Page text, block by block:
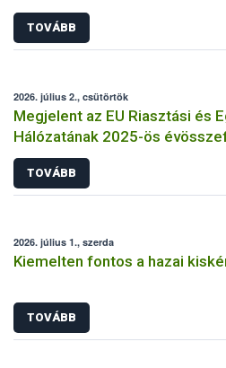
TOVÁBB
2026. július 2., csütörtök
Megjelent az EU Riasztási és
Hálózatának 2025-ös
TOVÁBB
2026. július 1., szerda
Kiemelten fontos a hazai
TOVÁBB